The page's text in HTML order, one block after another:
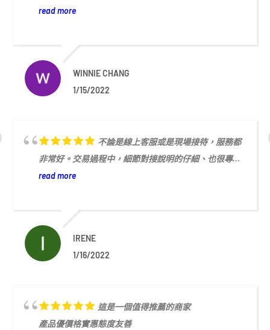
read more
WINNIE CHANG
1/15/2022
不論是線上客服或是現場接待，服務都
非常好。交易過程中，細節對接說明的仔細、也很專...
read more
IRENE
1/16/2022
這是一個值得推薦的商家
產品優價格實惠態度友善